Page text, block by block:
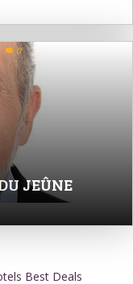
JEÛNE
0
Best Deals